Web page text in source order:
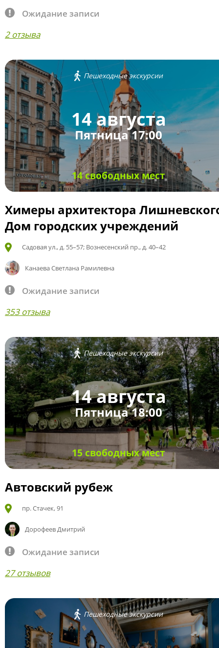
Ожидание записи
2 отзыва
Пешеходные экскурсии
14 августа
Пятница 17:00
14 свободных мест
Химеры архитектора
Дом городских учреждений
Садовая ул., д. 55–57; Вознесенский пр., д. 40–42
Канаева Светлана Рамилевна
Ожидание записи
353 отзыва
Пешеходные экскурсии
14 августа
Пятница 18:00
15 свободных мест
Автовский рубеж
пр. Стачек, 91
Дорофеев Дмитрий
Ожидание записи
27 отзывов
Пешеходные экскурсии